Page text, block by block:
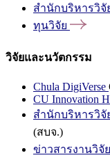
สำนักบริหารวิจั
ทุนวิจัย
วิจัยและนวัตกรรม
Chula DigiVerse
CU Innovation
สำนักบริหารวิจั
(สบจ.)
ข่าวสารงานวิจั